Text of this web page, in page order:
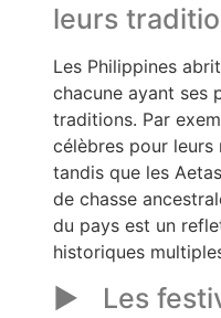
leurs
Les Philippines
chacune ayant ses
traditions. Par
célèbres pour leurs
tandis que les
de chasse
du pays est un
historiques
Les